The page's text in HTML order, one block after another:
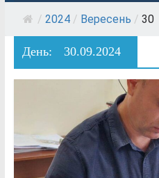
/ 2024 / Вересень / 30
День: 30.09.2024